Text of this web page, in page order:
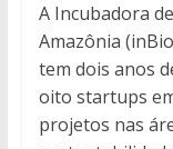
A Incubadora
Amazônia
tem dois anos
oito startups
projetos nas